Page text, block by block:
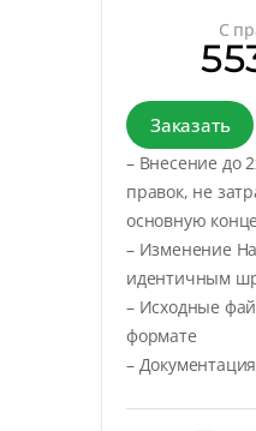
С
Заказать
– Внесение до
правок, не
основную
– Изменение
идентичным
– Исходные
формате
–